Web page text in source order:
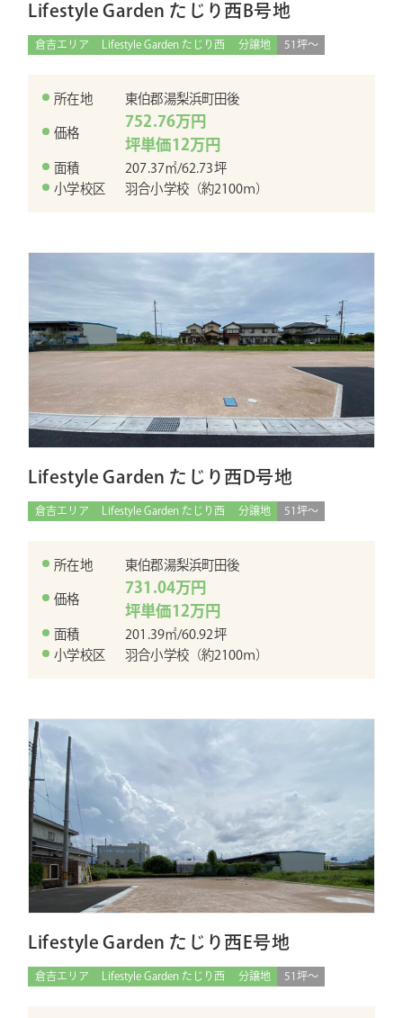
Lifestyle Garden たじり西B号地
倉吉エリア Lifestyle Garden たじり西 分譲地 51坪〜
所在地 東伯郡湯梨浜町田後
価格
752.76万円
坪単価12万円
面積
207.37㎡/62.73坪
小学校区
羽合小学校（約2100ｍ）
Lifestyle Garden たじり西D号地
倉吉エリア Lifestyle Garden たじり西 分譲地 51坪〜
所在地 東伯郡湯梨浜町田後
価格
731.04万円
坪単価12万円
面積
201.39㎡/60.92坪
小学校区
羽合小学校（約2100ｍ）
Lifestyle Garden たじり西E号地
倉吉エリア Lifestyle Garden たじり西 分譲地 51坪〜